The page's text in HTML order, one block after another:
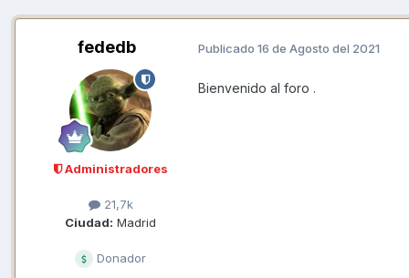
fededb
Administradores
21,7k
Ciudad: Madrid
Donador
Publicado 16 de Agosto del 2021
Bienvenido al foro .